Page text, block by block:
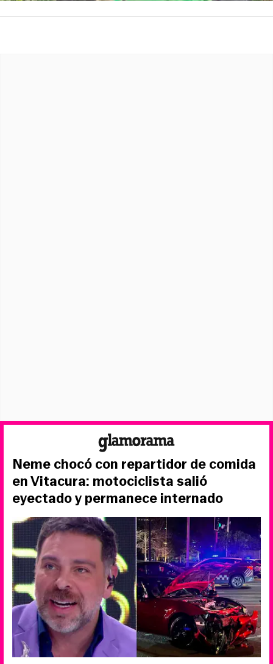
Neme chocó con repartidor de comida
en Vitacura: motociclista salió
eyectado y permanece internado